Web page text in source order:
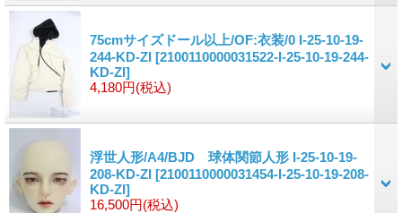
75cmサイズドール以上/OF:衣装/0 I-25-10-19-
244-KD-ZI [2100110000031522-I-25-10-19-244-
KD-ZI]
4,180円(税込)
浮世人形/A4/BJD 球体関節人形 I-25-10-19-
208-KD-ZI [2100110000031454-I-25-10-19-208-
KD-ZI]
16,500円(税込)